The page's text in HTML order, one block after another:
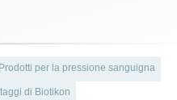
Prodotti per la pressione sanguigna
di Biotikon